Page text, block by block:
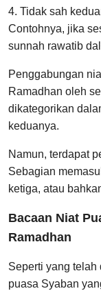
4. Tidak sah
Contohnya, jika
sunnah rawatib
Penggabungan
Ramadhan oleh
dikategorikan
keduanya.
Namun, terdapat
Sebagian
ketiga, atau
Bacaan Niat
Ramadhan
Seperti yang
puasa Syaban